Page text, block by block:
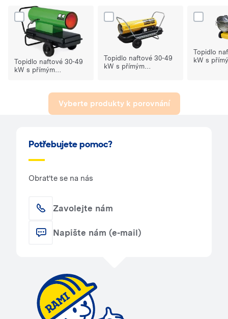
Dodaj produkt Topidlo naftové 30-49 kW s přímým spalováním
Topidlo naftové 30-49
kW s přímým
Dodaj produkt Topidlo naftové 30-49
Topidlo naftové 30-49
kW s přímým
Dodaj
Topidlo
kW s
Vyberte produkty k porovnání
Potřebujete pomoc?
Obraťte se na nás
Zavolejte nám
Napište nám (e-mail)